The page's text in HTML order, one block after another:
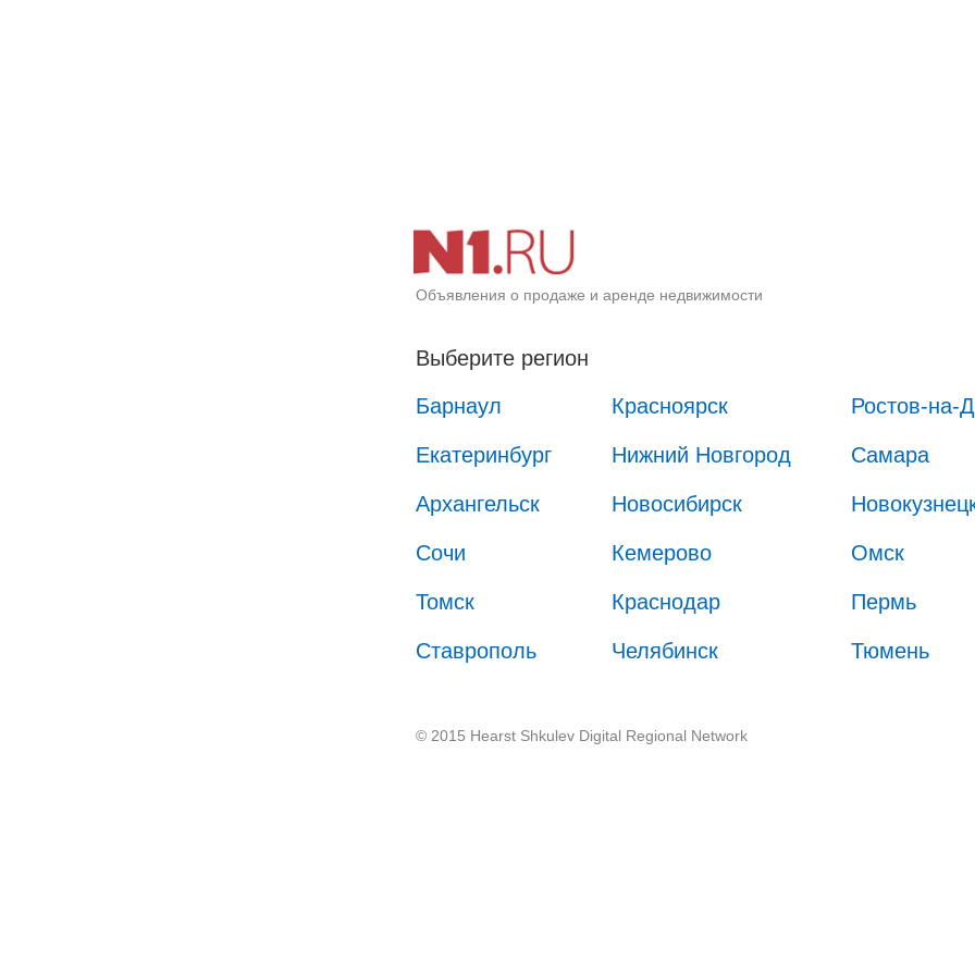
Объявления о продаже и аренде недвижимости
Выберите регион
Барнаул
Красноярск Ростов-на-
Екатеринбург Нижний Новгород Самара
Архангельск Новосибирск
Сочи Кемерово Омск
Томск Краснодар Пермь
Ставрополь Челябинск Тюмень
© 2015 Hearst Shkulev Digital Regional Network